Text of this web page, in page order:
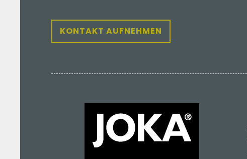
KONTAKT AUFNEHMEN